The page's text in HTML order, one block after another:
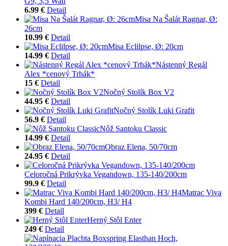
6.99 € Detail
Misa Na Šalát Ragnar, Ø:
26cm
10.99 € Detail
Misa Eclilpse, Ø: 20cm
14.99 € Detail
Nástenný Regál
Alex *cenový Trhák*
15 € Detail
Nočný Stolík Box V2
44.95 € Detail
Nočný Stolík Luki Grafit
56.9 € Detail
Nôž Santoku Classic
14.99 € Detail
Obraz Elena, 50/70cm
24.95 € Detail
Celoročná Prikrývka Vegandown, 135-140/200cm
99.9 € Detail
Matrac Viva
Kombi Hard 140/200cm, H3/ H4
399 € Detail
Herný Stôl Enter
249 € Detail